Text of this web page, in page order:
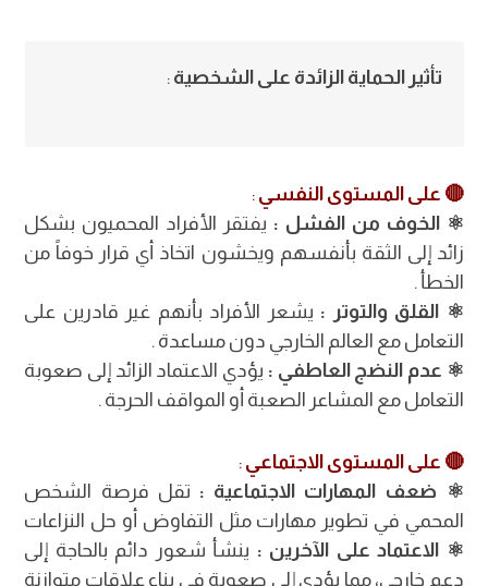
تأثير الحماية الزائدة على الشخصية :
🔴 على المستوى النفسي :
⚛︎ الخوف من الفشل : يفتقر الأفراد المحميون بشكل
زائد إلى الثقة بأنفسهم ويخشون اتخاذ أي قرار خوفاً من
الخطأ .
⚛︎ القلق والتوتر : يشعر الأفراد بأنهم غير قادرين على
التعامل مع العالم الخارجي دون مساعدة .
⚛︎ عدم النضج العاطفي : يؤدي الاعتماد الزائد إلى صعوبة
التعامل مع المشاعر الصعبة أو المواقف الحرجة .
🔴 على المستوى الاجتماعي :
⚛︎ ضعف المهارات الاجتماعية : تقل فرصة الشخص
المحمي في تطوير مهارات مثل التفاوض أو حل النزاعات
⚛︎ الاعتماد على الآخرين : ينشأ شعور دائم بالحاجة إلى
دعم خارجي، مما يؤدي إلى صعوبة في بناء علاقات متوازنة